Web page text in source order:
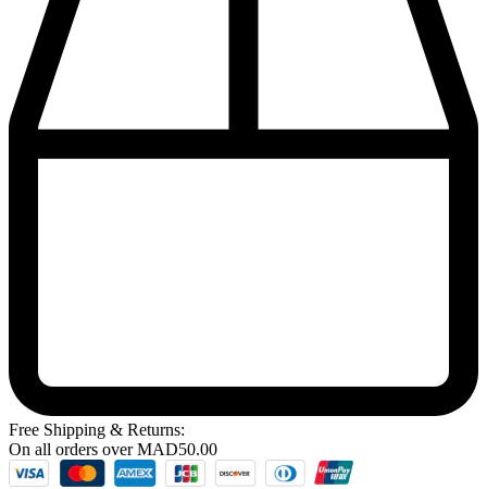
Free Shipping & Returns:
On all orders overMAD50.00